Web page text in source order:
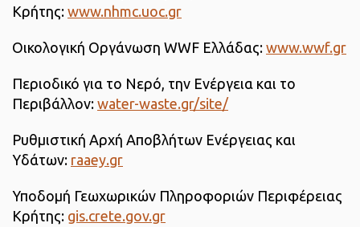
Κρήτης: www.nhmc.uoc.gr
Οικολογική Οργάνωση WWF Ελλάδας: www.wwf.gr
Περιοδικό για το Νερό, την Ενέργεια και το
Περιβάλλον: water-waste.gr/site/
Ρυθμιστική Αρχή Αποβλήτων Ενέργειας και
Υδάτων: raaey.gr
Υποδομή Γεωχωρικών Πληροφοριών Περιφέρειας
Κρήτης: gis.crete.gov.gr